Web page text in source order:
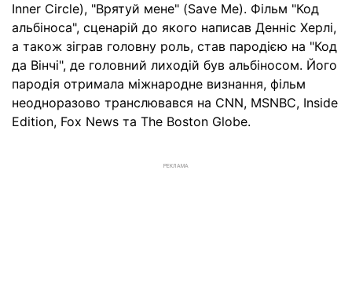
Inner Circle), "Врятуй мене" (Save Me). Фільм "Код
альбіноса", сценарій до якого написав Денніс Херлі,
а також зіграв головну роль, став пародією на "Код
да Вінчі", де головний лиходій був альбіносом. Його
пародія отримала міжнародне визнання, фільм
неодноразово транслювався на CNN, MSNBC, Inside
Edition, Fox News та The Boston Globe.
РЕКЛАМА